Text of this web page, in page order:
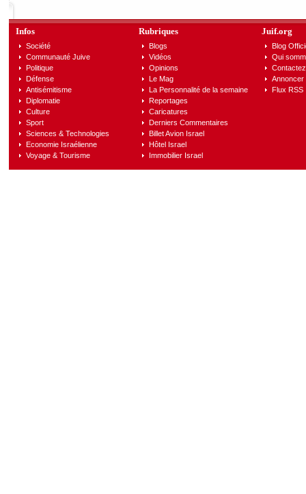
Infos
Société
Communauté Juive
Politique
Défense
Antisémitisme
Diplomatie
Culture
Sport
Sciences & Technologies
Economie Israélienne
Voyage & Tourisme
Rubriques
Blogs
Vidéos
Opinions
Le Mag
La Personnalité de la semaine
Reportages
Caricatures
Derniers Commentaires
Billet Avion Israel
Hôtel Israel
Immobilier Israel
Juif.org
Blog
Qui
Annoncer
Flux RSS